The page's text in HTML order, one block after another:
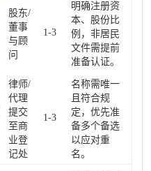
股东/
董事
与顾
问
1-3
明确注册资
本、股份比
例，非居民
文件需提前
准备认证。
律师/
代理
提交
至商
业登
记处
1-3
名称需唯一
且符合规
定，优先准
备多个备选
以应对重
名。